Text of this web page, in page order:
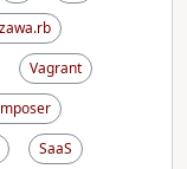
Vagrant
SaaS